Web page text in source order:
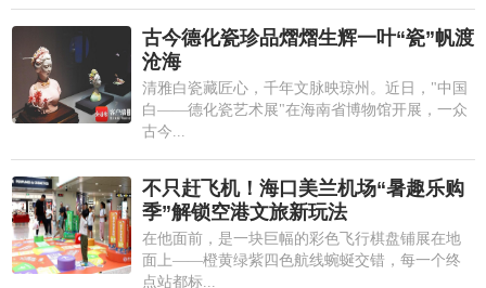
古今德化瓷珍品熠熠生辉一叶“瓷”帆渡
沧海
清雅白瓷藏匠心，千年文脉映琼州。近日，"中国
白——德化瓷艺术展"在海南省博物馆开展，一众
古今...
不只赶飞机！海口美兰机场“暑趣乐购
季”解锁空港文旅新玩法
在他面前，是一块巨幅的彩色飞行棋盘铺展在地
面上——橙黄绿紫四色航线蜿蜒交错，每一个终
点站都标...